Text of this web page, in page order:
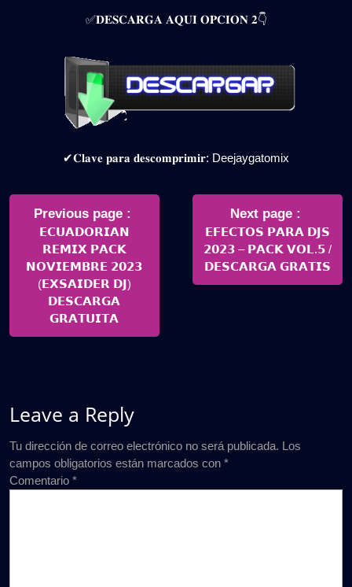
✅𝐃𝐄𝐒𝐂𝐀𝐑𝐆𝐀 𝐀𝐐𝐔𝐈 𝐎𝐏𝐂𝐈𝐎𝐍 𝟐👇
✔𝐂𝐥𝐚𝐯𝐞 𝐩𝐚𝐫𝐚 𝐝𝐞𝐬𝐜𝐨𝐦𝐩𝐫𝐢𝐦𝐢𝐫: Deejaygatomix
Navegación
entradas
Previous page
𝗘𝗖𝗨𝗔𝗗𝗢𝗥𝗜𝗔𝗡
𝗥𝗘𝗠𝗜𝗫 𝗣𝗔𝗖𝗞
𝗡𝗢𝗩𝗜𝗘𝗠𝗕𝗥𝗘 𝟮𝟬𝟮𝟯
(𝗘𝗫𝗦𝗔𝗜𝗗𝗘𝗥 𝗗𝗝)
𝗗𝗘𝗦𝗖𝗔𝗥𝗚𝗔
𝗚𝗥𝗔𝗧𝗨𝗜𝗧𝗔
Next page
Posts
𝗘𝗙𝗘𝗖𝗧𝗢𝗦 𝗣𝗔𝗥𝗔 𝗗𝗝𝗦
𝟮𝟬𝟮𝟯 – 𝗣𝗔𝗖𝗞 𝗩𝗢𝗟.𝟱 /
𝗗𝗘𝗦𝗖𝗔𝗥𝗚𝗔 𝗚𝗥𝗔𝗧𝗜𝗦
Leave a Reply
Tu dirección de correo electrónico no será publicada. Los
campos obligatorios están marcados con *
Comentario *